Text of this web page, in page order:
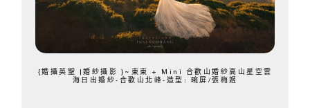
{婚攝英聖 |婚紗攝影 }~東東 + Mini 合歡山婚紗高山星空雲
海日出婚紗-合歡山北峰-造型: 晼屏/張梅姬